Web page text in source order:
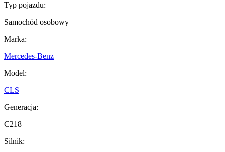
Typ pojazdu:
Samochód osobowy
Marka:
Mercedes-Benz
Model:
CLS
Generacja:
C218
Silnik: